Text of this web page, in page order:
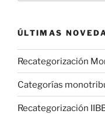
ÚLTIMAS
Recategorización
Categorías
Recategorización